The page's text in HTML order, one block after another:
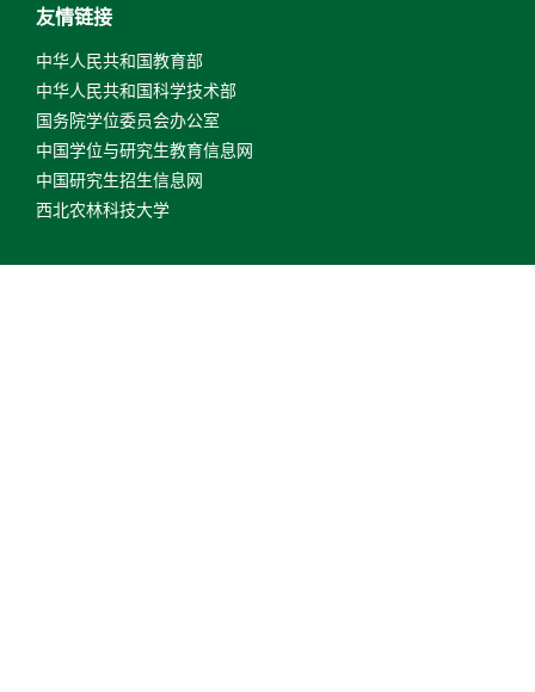
友情链接
中华人民共和国教育部
中华人民共和国科学技术部
国务院学位委员会办公室
中国学位与研究生教育信息网
中国研究生招生信息网
西北农林科技大学